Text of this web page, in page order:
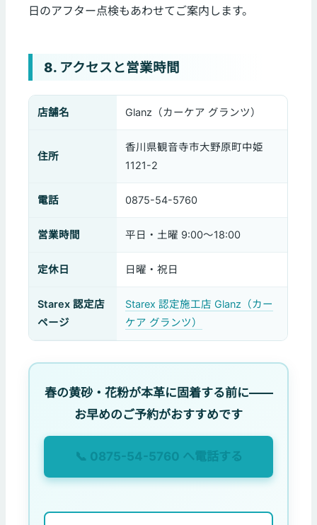
日のアフター点検もあわせてご案内します。
8. アクセスと営業時間
店舗名 Glanz（カーケア グランツ）
住所
香川県観音寺市大野原町中姫
1121-2
電話 0875-54-5760
営業時間 平日・土曜 9:00〜18:00
定休日 日曜・祝日
Starex 認定店
ページ
Starex 認定施工店 Glanz（カー
ケア グランツ）
春の黄砂・花粉が本革に固着する前に——
お早めのご予約がおすすめです
📞 0875-54-5760 へ電話する